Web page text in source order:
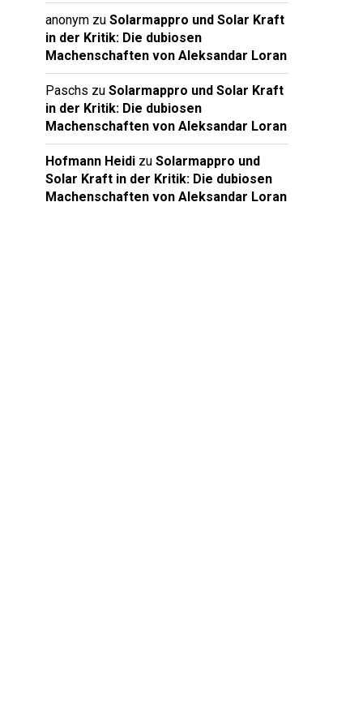
anonym zu Solarmappro und Solar Kraft
in der Kritik: Die dubiosen
Machenschaften von Aleksandar Loran
Paschs zu Solarmappro und Solar Kraft
in der Kritik: Die dubiosen
Machenschaften von Aleksandar Loran
Hofmann Heidi zu Solarmappro und
Solar Kraft in der Kritik: Die dubiosen
Machenschaften von Aleksandar Loran